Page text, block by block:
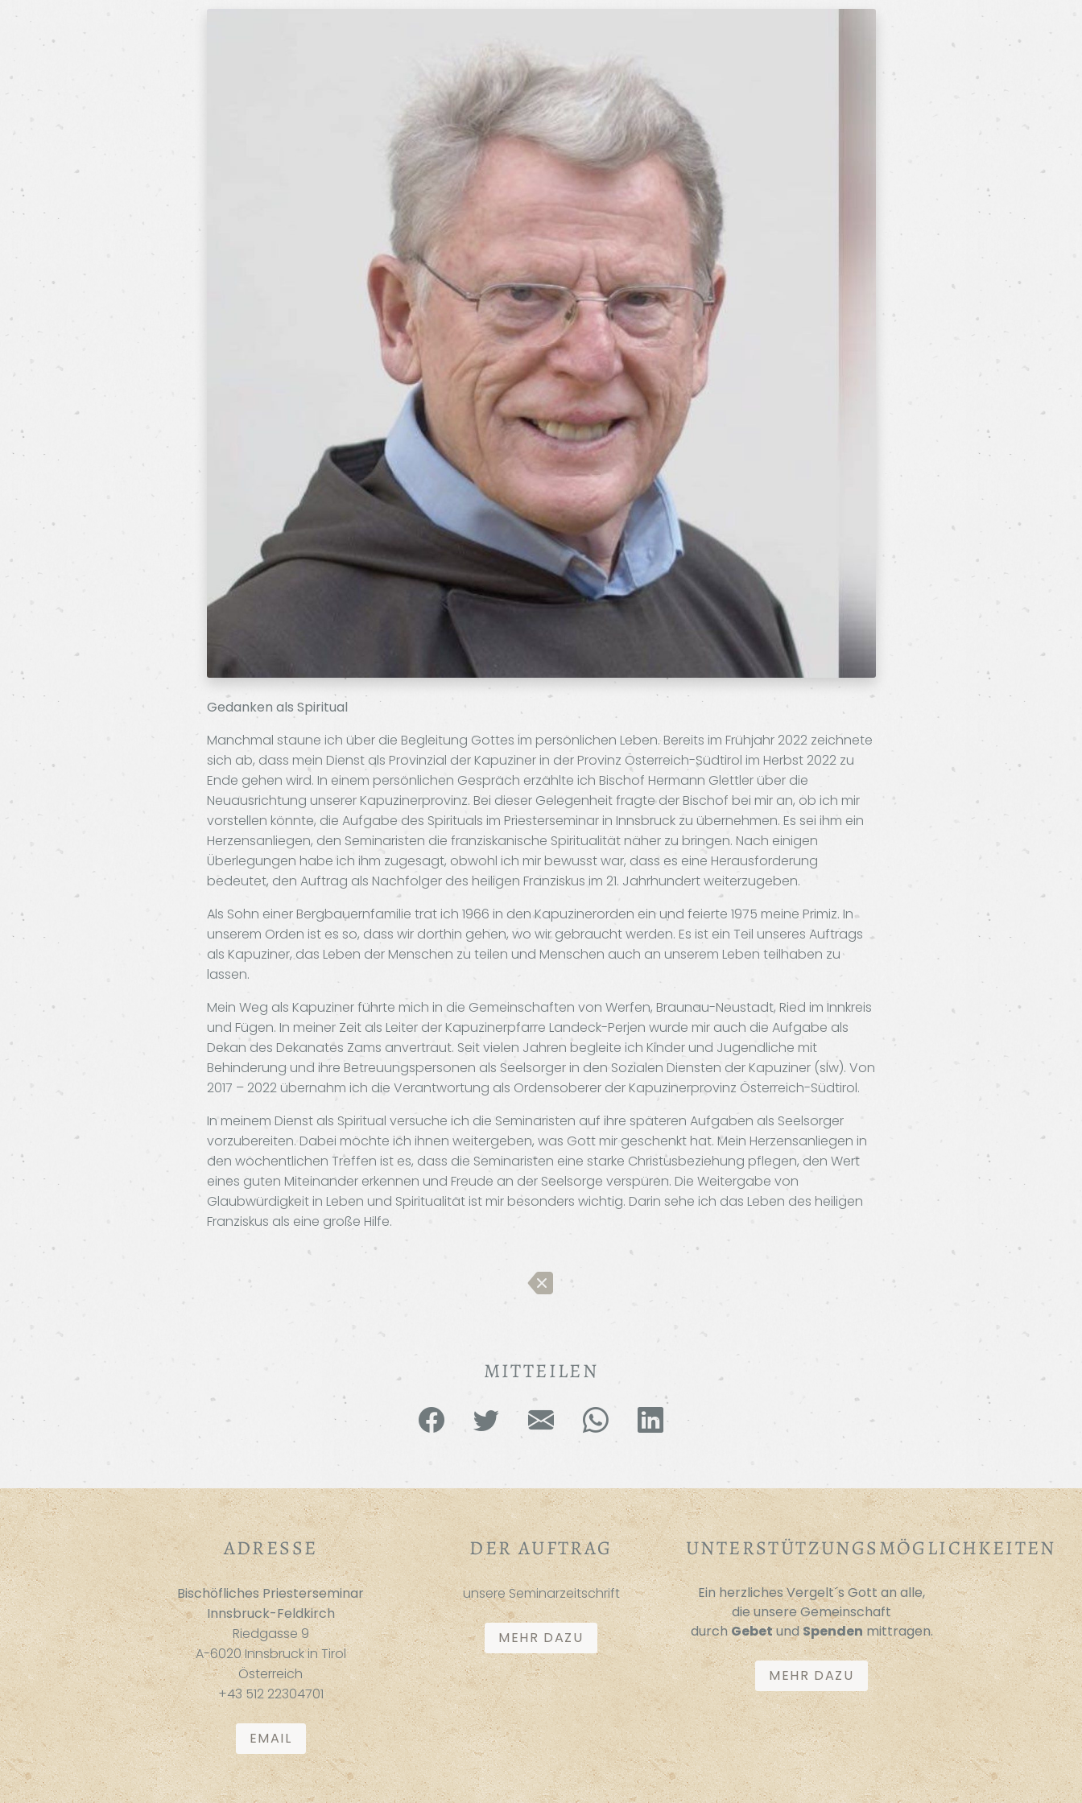
Gedanken als Spiritual
Manchmal staune ich über die Begleitung Gottes im persönlichen Leben. Bereits im Frühjahr 2022 zeichnete
sich ab, dass mein Dienst als Provinzial der Kapuziner in der Provinz Österreich-Südtirol im Herbst 2022 zu
Ende gehen wird. In einem persönlichen Gespräch erzählte ich Bischof Hermann Glettler über die
Neuausrichtung unserer Kapuzinerprovinz. Bei dieser Gelegenheit fragte der Bischof bei mir an, ob ich mir
vorstellen könnte, die Aufgabe des Spirituals im Priesterseminar in Innsbruck zu übernehmen. Es sei ihm ein
Herzensanliegen, den Seminaristen die franziskanische Spiritualität näher zu bringen. Nach einigen
Überlegungen habe ich ihm zugesagt, obwohl ich mir bewusst war, dass es eine Herausforderung
bedeutet, den Auftrag als Nachfolger des heiligen Franziskus im 21. Jahrhundert weiterzugeben.
Als Sohn einer Bergbauernfamilie trat ich 1966 in den Kapuzinerorden ein und feierte 1975 meine Primiz. In
unserem Orden ist es so, dass wir dorthin gehen, wo wir gebraucht werden. Es ist ein Teil unseres Auftrags
als Kapuziner, das Leben der Menschen zu teilen und Menschen auch an unserem Leben teilhaben zu
lassen.
Mein Weg als Kapuziner führte mich in die Gemeinschaften von Werfen, Braunau-Neustadt, Ried im Innkreis
und Fügen. In meiner Zeit als Leiter der Kapuzinerpfarre Landeck-Perjen wurde mir auch die Aufgabe als
Dekan des Dekanates Zams anvertraut. Seit vielen Jahren begleite ich Kinder und Jugendliche mit
Behinderung und ihre Betreuungspersonen als Seelsorger in den Sozialen Diensten der Kapuziner (slw). Von
2017 – 2022 übernahm ich die Verantwortung als Ordensoberer der Kapuzinerprovinz Österreich-Südtirol.
In meinem Dienst als Spiritual versuche ich die Seminaristen auf ihre späteren Aufgaben als Seelsorger
vorzubereiten. Dabei möchte ich ihnen weitergeben, was Gott mir geschenkt hat. Mein Herzensanliegen in
den wöchentlichen Treffen ist es, dass die Seminaristen eine starke Christusbeziehung pflegen, den Wert
eines guten Miteinander erkennen und Freude an der Seelsorge verspüren. Die Weitergabe von
Glaubwürdigkeit in Leben und Spiritualität ist mir besonders wichtig. Darin sehe ich das Leben des heiligen
Franziskus als eine große Hilfe.
MITTEILEN
ADRESSE
Bischöfliches Priesterseminar
Innsbruck-Feldkirch
Riedgasse 9
A-6020 Innsbruck in Tirol
Österreich
+43 512 22304701
EMAIL
DER AUFTRAG
unsere Seminarzeitschrift
MEHR DAZU
UNTERSTÜTZUNGSMÖGLICHKEITEN
Ein herzliches Vergelt´s Gott an alle,
die unsere Gemeinschaft
durchGebetundSpendenmittragen.
MEHR DAZU